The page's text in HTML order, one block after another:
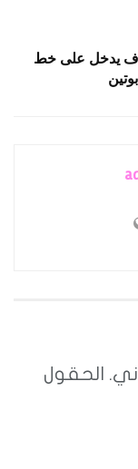
يدخل على خط
الحقول